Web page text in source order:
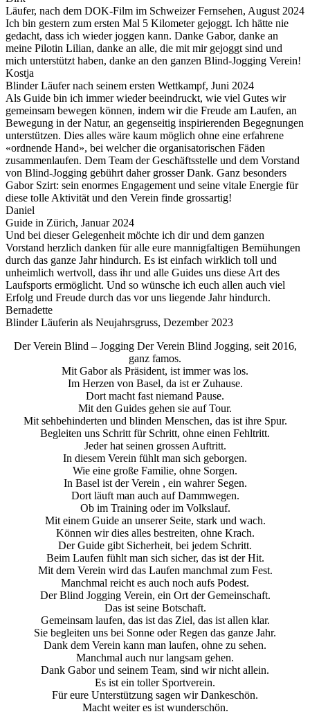
Läufer, nach dem DOK-Film im Schweizer Fernsehen, August 2024
Ich bin gestern zum ersten Mal 5 Kilometer gejoggt. Ich hätte nie
gedacht, dass ich wieder joggen kann. Danke Gabor, danke an
meine Pilotin Lilian, danke an alle, die mit mir gejoggt sind und
mich unterstützt haben, danke an den ganzen Blind-Jogging Verein!
Kostja
Blinder Läufer nach seinem ersten Wettkampf, Juni 2024
Als Guide bin ich immer wieder beeindruckt, wie viel Gutes wir
gemeinsam bewegen können, indem wir die Freude am Laufen, an
Bewegung in der Natur, an gegenseitig inspirierenden Begegnungen
unterstützen. Dies alles wäre kaum möglich ohne eine erfahrene
«ordnende Hand», bei welcher die organisatorischen Fäden
zusammenlaufen. Dem Team der Geschäftsstelle und dem Vorstand
von Blind-Jogging gebührt daher grosser Dank. Ganz besonders
Gabor Szirt: sein enormes Engagement und seine vitale Energie für
diese tolle Aktivität und den Verein finde grossartig!
Daniel
Guide in Zürich, Januar 2024
Und bei dieser Gelegenheit möchte ich dir und dem ganzen
Vorstand herzlich danken für alle eure mannigfaltigen Bemühungen
durch das ganze Jahr hindurch. Es ist einfach wirklich toll und
unheimlich wertvoll, dass ihr und alle Guides uns diese Art des
Laufsports ermöglicht. Und so wünsche ich euch allen auch viel
Erfolg und Freude durch das vor uns liegende Jahr hindurch.
Bernadette
Blinder Läuferin als Neujahrsgruss, Dezember 2023
Der Verein Blind – Jogging Der Verein Blind Jogging, seit 2016,
ganz famos.
Mit Gabor als Präsident, ist immer was los.
Im Herzen von Basel, da ist er Zuhause.
Dort macht fast niemand Pause.
Mit den Guides gehen sie auf Tour.
Mit sehbehinderten und blinden Menschen, das ist ihre Spur.
Begleiten uns Schritt für Schritt, ohne einen Fehltritt.
Jeder hat seinen grossen Auftritt.
In diesem Verein fühlt man sich geborgen.
Wie eine große Familie, ohne Sorgen.
In Basel ist der Verein , ein wahrer Segen.
Dort läuft man auch auf Dammwegen.
Ob im Training oder im Volkslauf.
Mit einem Guide an unserer Seite, stark und wach.
Können wir dies alles bestreiten, ohne Krach.
Der Guide gibt Sicherheit, bei jedem Schritt.
Beim Laufen fühlt man sich sicher, das ist der Hit.
Mit dem Verein wird das Laufen manchmal zum Fest.
Manchmal reicht es auch noch aufs Podest.
Der Blind Jogging Verein, ein Ort der Gemeinschaft.
Das ist seine Botschaft.
Gemeinsam laufen, das ist das Ziel, das ist allen klar.
Sie begleiten uns bei Sonne oder Regen das ganze Jahr.
Dank dem Verein kann man laufen, ohne zu sehen.
Manchmal auch nur langsam gehen.
Dank Gabor und seinem Team, sind wir nicht allein.
Es ist ein toller Sportverein.
Für eure Unterstützung sagen wir Dankeschön.
Macht weiter es ist wunderschön.